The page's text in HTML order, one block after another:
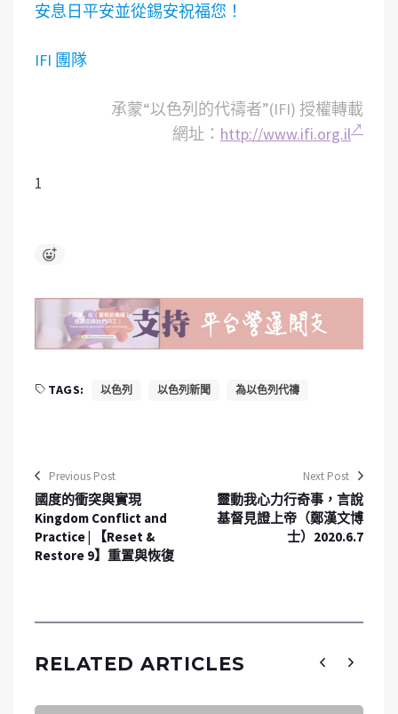
安息日平安並從錫安祝福您！
IFI 團隊
承蒙“以色列的代禱者”(IFI) 授權轉載
網址： http://www.ifi.org.il
1
TAGS: 以色列 以色列新聞 為以色列代禱
Previous Post
國度的衝突與實現
Kingdom Conflict and
Practice | 【Reset &
Restore 9】重置與恢復
Next Post
靈動我心力行奇事，言說
基督見證上帝（鄭漢文博
士）2020.6.7
RELATED ARTICLES